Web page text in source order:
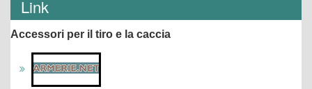
Link
Accessori per il tiro e la caccia